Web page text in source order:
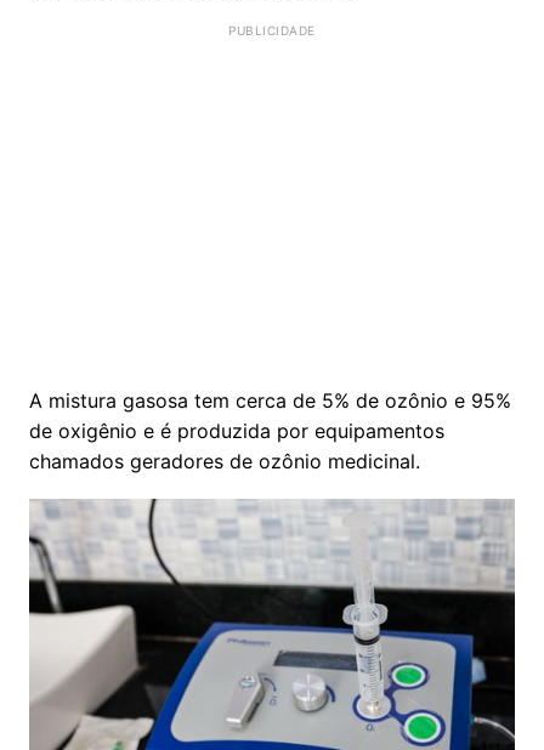
A mistura gasosa tem cerca de 5% de ozônio e 95%
de oxigênio e é produzida por equipamentos
chamados geradores de ozônio medicinal.